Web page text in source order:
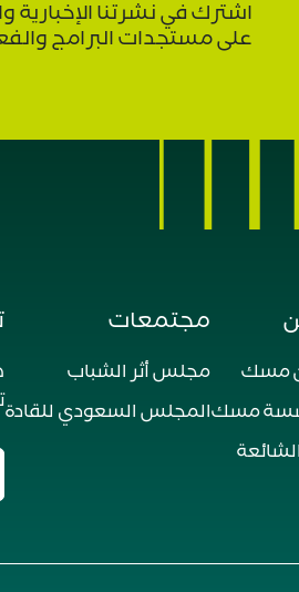
اشترك في نشرتنا الإخبارية
على مستجدات البرامج
مسك
مسك
مجتمعات
مجلس أثر الشباب
المجلس السعودي للقادة